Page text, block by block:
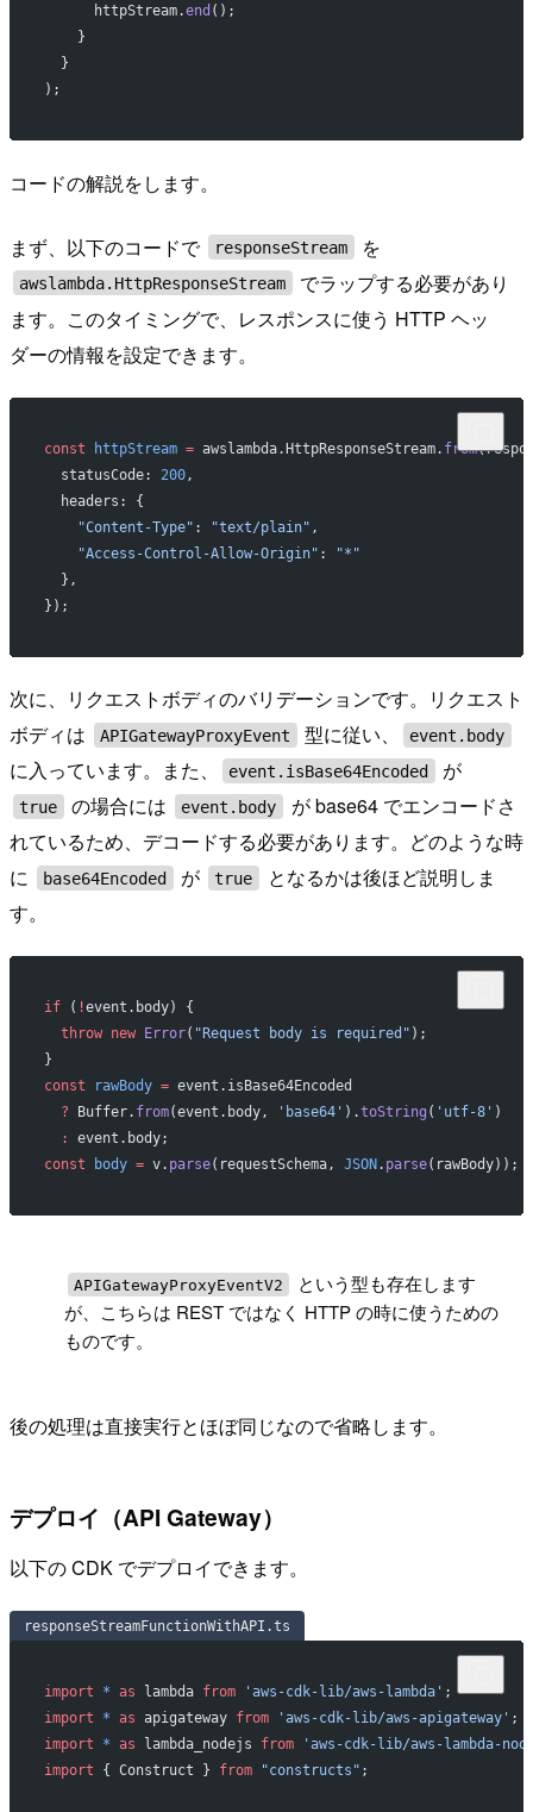
      httpStream.
end ();
    }
  }
);
コードの解説をします。
まず、以下のコードで responseStream を
awslambda.HttpResponseStream
でラップする必要があり
ます。このタイミングで、レスポンスに使う HTTP ヘッ
ダーの情報を設定できます。
const httpStream = awslambda.HttpResponseStream. from
  statusCode:
200,
  headers: {
    "Content-Type"
: "text/plain" ,
    "Access-Control-Allow-Origin"
:
"*"
  },
});
次に、リクエストボディのバリデーションです。リクエスト
ボディは
APIGatewayProxyEvent 型に従い、 event.body
に入っています。また、 event.isBase64Encoded が
true の場合には event.body
が base64 でエンコードさ
れているため、デコードする必要があります。どのような時
に
base64Encoded が true
となるかは後ほど説明しま
す。
if ( !event.body) {
  throw
new Error( "Request body is required" );
}
const rawBody = event.isBase64Encoded
  ?
Buffer. from(event.body, 'base64' ).toString ( 'utf-8' )
  :
event.body;
const body = v. parse(requestSchema, JSON . parse(rawBody));
APIGatewayProxyEventV2
という型も存在します
が、こちらは REST ではなく HTTP の時に使うための
ものです。
後の処理は直接実行とほぼ同じなので省略します。
デプロイ（API Gateway）
以下の CDK でデプロイできます。
responseStreamFunctionWithAPI.ts
import * as lambda from 'aws-cdk-lib/aws-lambda' ;
import * as apigateway from 'aws-cdk-lib/aws-apigateway' ;
import * as lambda_nodejs from 'aws-cdk-lib/aws-lambda-
import { Construct } from "constructs" ;